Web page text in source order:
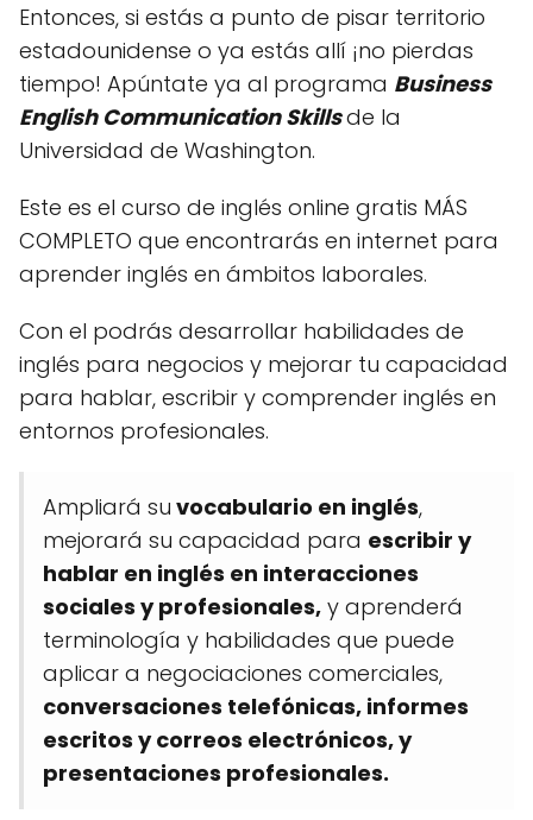
Entonces, si estás a punto de pisar territorio
estadounidense o ya estás allí ¡no pierdas
tiempo! Apúntate ya al programa Business
English Communication Skillsde la
Universidad de Washington.
Este es el curso de inglés online gratis MÁS
COMPLETO que encontrarás en internet para
aprender inglés en ámbitos laborales.
Con el podrás desarrollar habilidades de
inglés para negocios y mejorar tu capacidad
para hablar, escribir y comprender inglés en
entornos profesionales.
Ampliará su vocabulario en inglés,
mejorará su capacidad para escribir y
hablar en inglés en interacciones
sociales y profesionales, y aprenderá
terminología y habilidades que puede
aplicar a negociaciones comerciales,
conversaciones telefónicas, informes
escritos y correos electrónicos, y
presentaciones profesionales.